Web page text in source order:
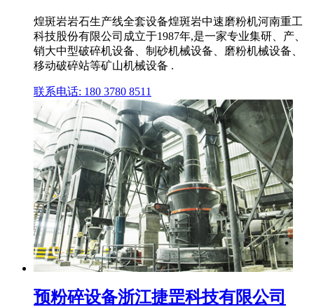
煌斑岩岩石生产线全套设备煌斑岩中速磨粉机河南重工
科技股份有限公司成立于1987年,是一家专业集研、产、
销大中型破碎机设备、制砂机械设备、磨粉机械设备、
移动破碎站等矿山机械设备 .
联系电话: 180 3780 8511
预粉碎设备浙江捷罡科技有限公司